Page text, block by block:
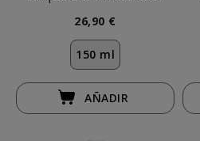
26,90 €
150 ml
AÑADIR